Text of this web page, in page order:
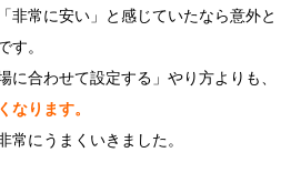
非常に安い」と感じていたなら意外と
す。
に合わせて設定する」やり方よりも、
なります。
常にうまくいきました。